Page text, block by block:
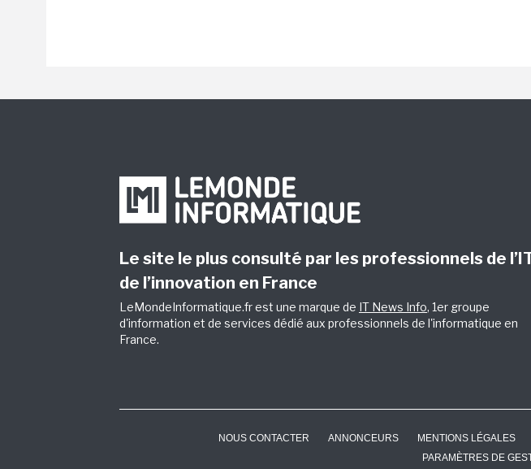
Le site le plus consulté par les professionnels de
de l’innovation en France
LeMondeInformatique.fr est une marque de IT News Info, 1er groupe
d'information et de services dédié aux professionnels de l'informatique en
France.
NOUS CONTACTER ANNONCEURS MENTIONS LÉGALES
PARAMÈTRES DE